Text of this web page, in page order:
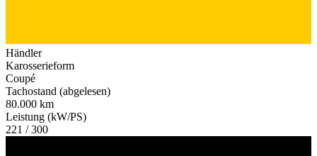
Händler
Karosserieform
Coupé
Tachostand (abgelesen)
80.000 km
Leistung (kW/PS)
221 / 300